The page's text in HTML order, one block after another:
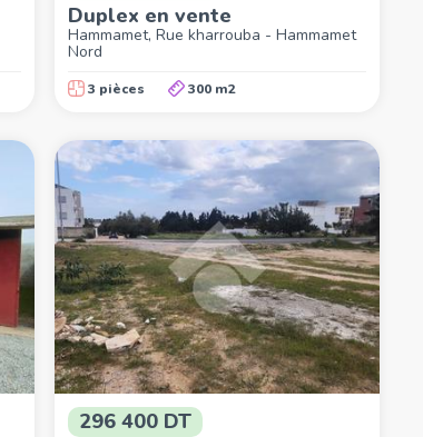
Duplex en vente
Hammamet, Rue kharrouba - Hammamet
Nord
3 pièces 300 m2
296 400 DT